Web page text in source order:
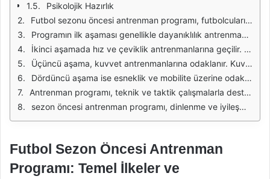
Psikolojik Hazırlık
Futbol sezonu öncesi antrenman programı, futbolcuların fiziksel yeteneklerini geliştirmek ve sezon boyunca yüksek performans sergilemelerini sağlamak amacıyla titizlikle hazırlanır. Bu program, dayanıklılık, hız, kuvvet, esneklik ve teknik becerilerin geliştirilmesine odaklanır. Antrenmanlar, oyuncuların mevcut seviyelerine ve hedeflerine göre özelleştirilir. Ayrıca, takım içerisinde uyum ve iletişimi artırmak için grup antrenmanlarına da yer verilir.
Programın ilk aşaması genellikle dayanıklılık antrenmanları ile başlar. Bu aşamada, futbolcuların kardiyovasküler kapasitelerini artırmak için uzun mesafe koşuları, interval antrenmanları ve çeşitli dayanıklılık oyunları yapılır. Bu tür çalışmalar, oyuncuların maç sırasında daha fazla efor sarf edebilmesini sağlarken, yorgunlukla başa çıkma becerilerini de geliştirir.
İkinci aşamada hız ve çeviklik antrenmanlarına geçilir. Futbol, hızlı hareket etmeyi ve ani yön değiştirmeyi gerektiren bir spor dalıdır. Bu nedenle, futbolcuların hızlarını artırmak için sprint çalışmaları, merdiven antrenmanları ve koni etrafında koşular yapılır. Böylece oyuncular, rakiplerine göre daha hızlı ve etkili bir şekilde hareket edebilirler.
Üçüncü aşama, kuvvet antrenmanlarına odaklanır. Kuvvet, futbolcuların topla mücadele gücünü artırırken, sakatlık riskini de azaltır. Bu aşamada, ağırlık antrenmanları, vücut ağırlığı ile yapılan egzersizler ve plyometrik çalışmalar gibi çeşitli teknikler kullanılır. Bu sayede, oyuncuların kas kütleleri artar ve genel fiziksel kapasiteleri güçlenir.
Dördüncü aşama ise esneklik ve mobilite üzerine odaklanır. Esneklik, futbolcuların hareket kabiliyetini artırarak daha iyi performans göstermelerini sağlar. Bu aşamada, yoga, streç ve dinamik ısınma hareketleri gibi egzersizler yapılır. Esnek bir vücut, oyuncuların sakatlık riskini azaltırken, oyun içerisinde daha iyi pozisyon almalarına da yardımcı olur.
Antrenman programı, teknik ve taktik çalışmalarla desteklenir. Futbolcuların pas, şut, dribling gibi temel teknik becerilerini geliştirmek için özel antrenmanlar gerçekleştirilir. Ayrıca, takım çalışmaları ve taktiksel oyunlar, oyuncuların sahada daha iyi bir uyum içinde oynamalarını sağlar. Bu aşamada, antrenörlerin rolü oldukça kritiktir; çünkü oyuncuların bireysel ve takım oyununu anlamaları için rehberlik ederler.
sezon öncesi antrenman programı, dinlenme ve iyileşme süreçlerini de içerir. Yoğun antrenman programları sonrası futbolcuların yeterince dinlenmesi ve vücutlarının toparlanması büyük önem taşır. Bu nedenle, antrenman programında dinlenme günleri, aktif iyileşme seansları ve beslenme planları da yer alır. Bu sayede, futbolcular sezon boyunca daha az sakatlanma riski ile karşılaşır ve performanslarını sürdürebilirler.
Futbol Sezon Öncesi Antrenman
Programı: Temel İlkeler ve